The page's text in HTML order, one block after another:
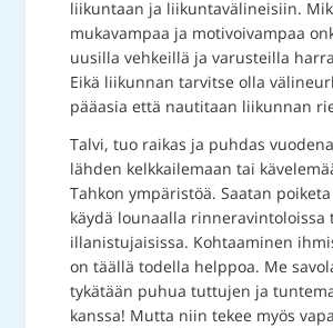
liikuntaan ja liikuntavälineisiin.
mukavampaa ja motivoivampaa
uusilla vehkeillä ja varusteilla
Eikä liikunnan tarvitse olla
pääasia että nautitaan liikunnan
Talvi, tuo raikas ja puhdas
lähden kelkkailemaan tai
Tahkon ympäristöä. Saatan
käydä lounaalla rinneravintoloissa
illanistujaisissa. Kohtaaminen
on täällä todella helppoa. Me
tykätään puhua tuttujen ja
kanssa! Mutta niin tekee myös